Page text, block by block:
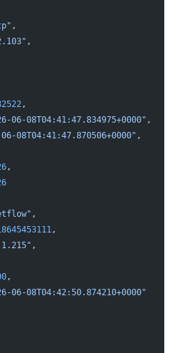
,
,
,
06-08T04:41:47.834975+0000" ,
08T04:41:47.870506+0000" ,
,
,
,
,
,
06-08T04:42:50.874210+0000"